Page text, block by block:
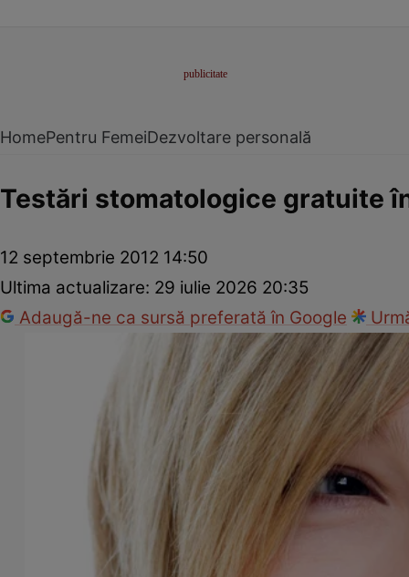
HomePentru FemeiDezvoltare personală
Testări stomatologice gratuite
12 septembrie 2012 14:50
Ultima actualizare: 29 iulie 2026 20:35
Adaugă-ne ca sursă preferată în Google